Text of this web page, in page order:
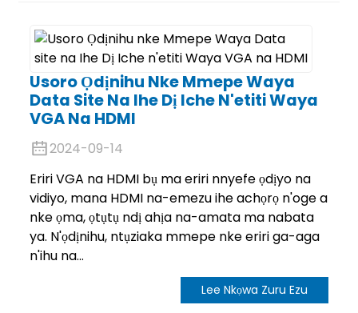
Usoro Ọdịnihu Nke Mmepe Waya
Data Site Na Ihe Dị Iche N'etiti Waya
VGA Na HDMI
2024-09-14
Eriri VGA na HDMI bụ ma eriri nnyefe ọdịyo na
vidiyo, mana HDMI na-emezu ihe achọrọ n'oge a
nke ọma, ọtụtụ ndị ahịa na-amata ma nabata
ya. N'ọdịnihu, ntụziaka mmepe nke eriri ga-aga
n'ihu na...
Lee Nkọwa Zuru Ezu